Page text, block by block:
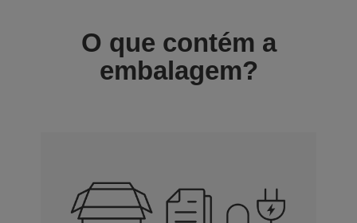
O que contém a
embalagem?